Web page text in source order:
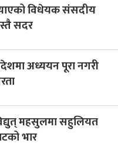
विधेयक संसदीय
सदर
अध्ययन पूरा नगरी
महसुलमा सहुलियत
भार